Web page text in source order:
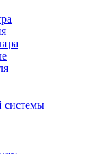
системы